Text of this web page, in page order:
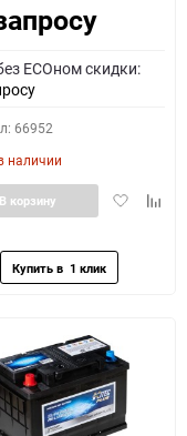
ECOном скидки:
66952
наличии
Добавить
В корзину